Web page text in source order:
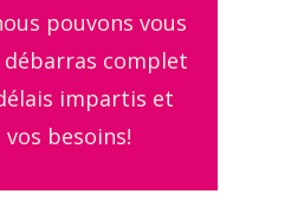
pouvons vous
complet
impartis et
vos besoins!